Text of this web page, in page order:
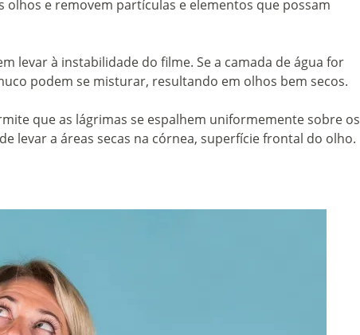
olhos e removem partículas e elementos que possam
levar à instabilidade do filme. Se a camada de água for
podem se misturar, resultando em olhos bem secos.
que as lágrimas se espalhem uniformemente sobre os
levar a áreas secas na córnea, superfície frontal do olho.